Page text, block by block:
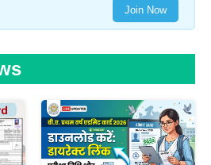
Join Now